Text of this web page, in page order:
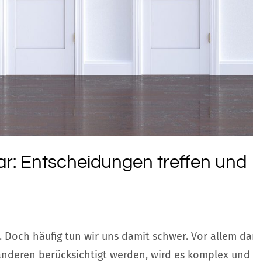
Entscheidungen treffen und
häufig tun wir uns damit schwer. Vor allem
berücksichtigt werden, wird es komplex und